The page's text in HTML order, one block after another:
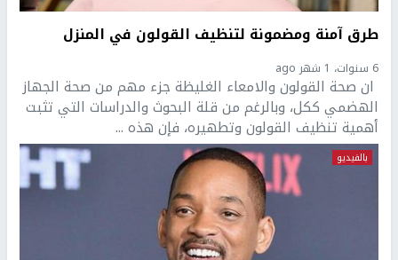
طرق آمنة ومضمونة لتنظيف القولون في المنزل
6 سنوات، 1 شهر ago
ان صحة القولون والامعاء الغليظة جزء مهم من صحة الجهاز
الهضمي ككل، وبالرغم من قلة البحوث والدراسات التي تثبت
أهمية تنظيف القولون وتطهيره، فإن هذه ...
بالفيديو